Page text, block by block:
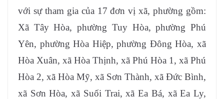
với sự tham gia của 17 đơn vị xã, phường gồm:
Xã Tây Hòa, phường Tuy Hòa, phường Phú
Yên, phường Hòa Hiệp, phường Đông Hòa, xã
Hòa Xuân, xã Hòa Thịnh, xã Phú Hòa 1, xã Phú
Hòa 2, xã Hòa Mỹ, xã Sơn Thành, xã Đức Bình,
xã Sơn Hòa, xã Suối Trai, xã Ea Bá, xã Ea Ly,